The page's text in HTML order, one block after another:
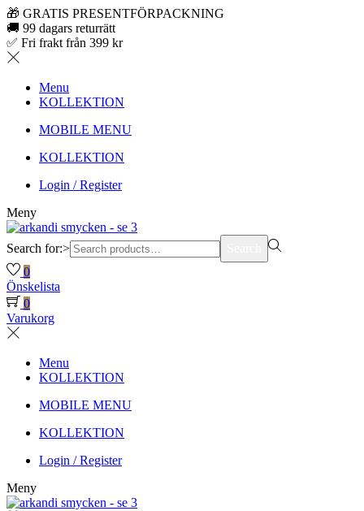
🎁 GRATIS PRESENTFÖRPACKNING
🚚 99 dagars returrätt
✅ Fri frakt från 399 kr
Menu
KOLLEKTION
MOBILE MENU
KOLLEKTION
Login / Register
Meny
Search for:>
0
Önskelista
0
Varukorg
Menu
KOLLEKTION
MOBILE MENU
KOLLEKTION
Login / Register
Meny